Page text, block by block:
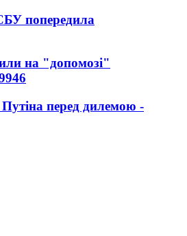
попередила
на "допомозі"
перед дилемою -